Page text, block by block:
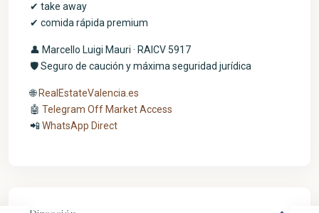
✔ take away
✔ comida rápida premium
👤 Marcello Luigi Mauri · RAICV 5917
🛡️ Seguro de caución y máxima seguridad jurídica
🌐 RealEstateValencia.es
🤖 Telegram Off Market Access
📲WhatsApp Direct